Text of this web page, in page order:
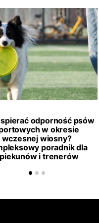
odporność psów
w okresie
wczesnej wiosny?
poradnik dla
i trenerów